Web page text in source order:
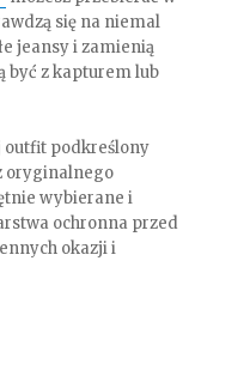
się na niemal
jeansy i zamienią
być z kapturem lub
outfit podkreślony
oryginalnego
wybierane i
ochronna przed
okazji i